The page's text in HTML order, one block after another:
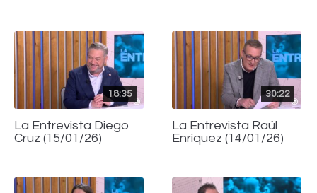
18:35
La Entrevista Diego
Cruz (15/01/26)
30:22
La Entrevista Raúl
Enríquez (14/01/26)